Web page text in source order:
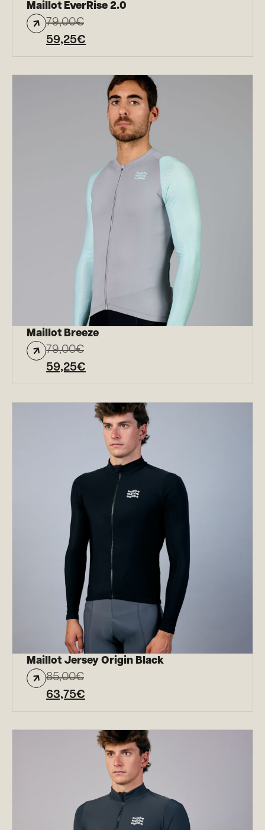
Maillot EverRise 2.0
79,00€
59,25€
Maillot Breeze
79,00€
59,25€
Maillot Jersey Origin Black
85,00€
63,75€